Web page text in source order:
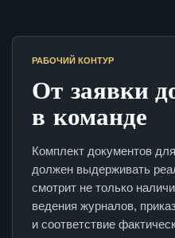
РАБОЧИЙ КОНТУР
От заявки
в команде
Комплект документов
должен выдерживать
смотрит не только
ведения журналов,
и соответствие